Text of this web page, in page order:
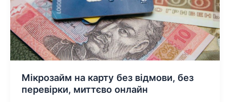
Мікрозайм на карту без відмови, без
перевірки, миттєво онлайн